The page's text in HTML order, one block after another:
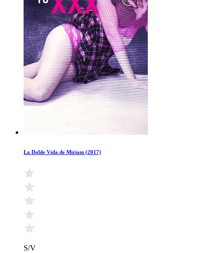
La Doble Vida de Miriam (2017)
S/V